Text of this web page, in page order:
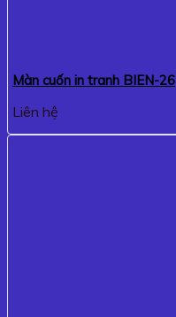
Màn cuốn in tranh BIEN-26
Liên hệ